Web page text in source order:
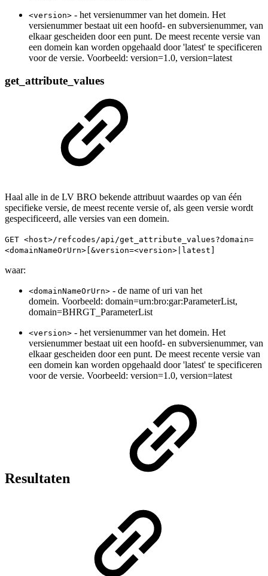
<version> - het versienummer van het domein. Het
versienummer bestaat uit een hoofd- en subversienummer, van
elkaar gescheiden door een punt. De meest recente versie van
een domein kan worden opgehaald door 'latest' te specificeren
voor de versie. Voorbeeld: version=1.0, version=latest
get_attribute_values
Haal alle in de LV BRO bekende attribuut waardes op van één
specifieke versie, de meest recente versie of, als geen versie wordt
gespecificeerd, alle versies van een domein.
GET <host>/refcodes/api/get_attribute_values?domain=
<domainNameOrUrn>[&version=<version>|latest]
waar:
<domainNameOrUrn> - de name of uri van het
domein. Voorbeeld: domain=urn:bro:gar:ParameterList,
domain=BHRGT_ParameterList
<version> - het versienummer van het domein. Het
versienummer bestaat uit een hoofd- en subversienummer, van
elkaar gescheiden door een punt. De meest recente versie van
een domein kan worden opgehaald door 'latest' te specificeren
voor de versie. Voorbeeld: version=1.0, version=latest
Resultaten